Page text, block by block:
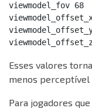
viewmodel_fov 68
Esses valores
menos perceptível
Para jogadores